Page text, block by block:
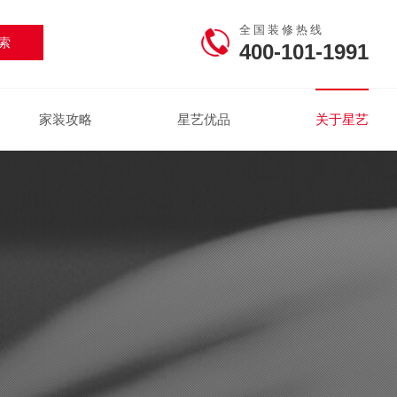
全国装修热线
400-101-1991
家装攻略 星艺优品 关于星艺